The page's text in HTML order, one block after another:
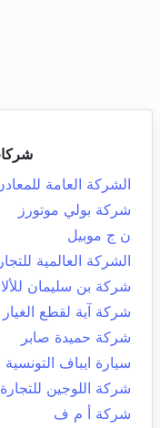
الشركة العامة
شركة بولي موتورز
ن ج موبيل
الشركة العالمية
شركة بن سليمان
شركة آية لقطع
شركة حميدة صابر
سيارة ايباف التونسية
شركة اللوجين
شركة أ م ف